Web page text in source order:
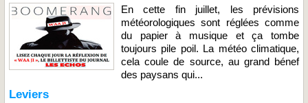
En cette fin juillet, les prévisions
météorologiques sont réglées comme
du papier à musique et ça tombe
toujours pile poil. La météo climatique,
cela coule de source, au grand bénef
des paysans qui...
Leviers